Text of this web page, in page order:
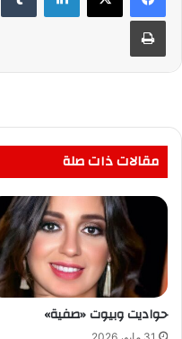
طباعة
مقالات ذات صلة
حواديت وبيوت «صفية»